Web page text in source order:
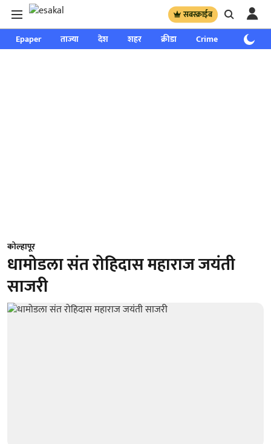
सबस्क्राईब
Epaper ताज्या देश शहर क्रीडा Crime साप्ताहिक
कोल्हापूर
धामोडला संत रोहिदास महाराज जयंती
साजरी